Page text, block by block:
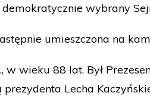
wybrany
umieszczona na
w wieku 88 lat. Był
Lecha